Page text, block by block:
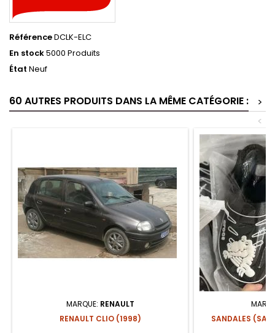
RéférenceDCLK-ELC
En stock5000 Produits
État Neuf
60 AUTRES PRODUITS DANS LA MÊME CATÉGORIE :
>
<
MARQUE: RENAULT
RENAULT CLIO (1998)
SANDALES